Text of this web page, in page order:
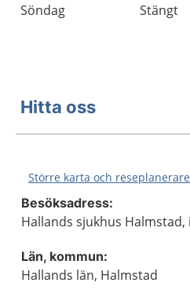
Söndag
Stängt
Hitta oss
Större karta och reseplanerare
Besöksadress:
Hallands sjukhus Halmstad,
Län, kommun:
Hallands län, Halmstad